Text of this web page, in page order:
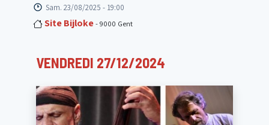
Sam. 23/08/2025 - 19:00
Site Bijloke- 9000 Gent
VENDREDI 27/12/2024